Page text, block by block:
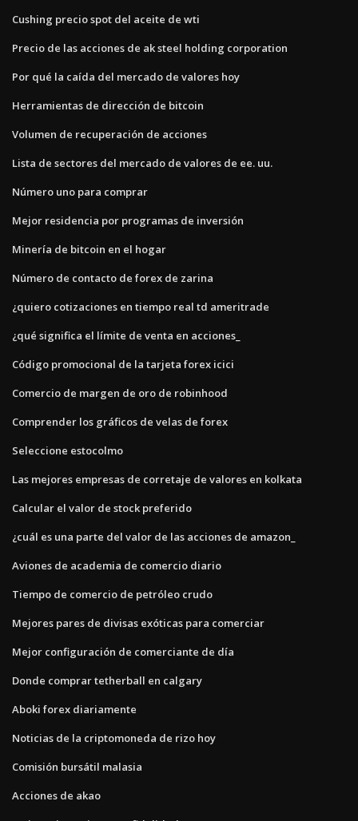
Cushing precio spot del aceite de wti
Precio de las acciones de ak steel holding corporation
Por qué la caída del mercado de valores hoy
Herramientas de dirección de bitcoin
Volumen de recuperación de acciones
Lista de sectores del mercado de valores de ee. uu.
Número uno para comprar
Mejor residencia por programas de inversión
Minería de bitcoin en el hogar
Número de contacto de forex de zarina
¿quiero cotizaciones en tiempo real td ameritrade
¿qué significa el límite de venta en acciones_
Código promocional de la tarjeta forex icici
Comercio de margen de oro de robinhood
Comprender los gráficos de velas de forex
Seleccione estocolmo
Las mejores empresas de corretaje de valores en kolkata
Calcular el valor de stock preferido
¿cuál es una parte del valor de las acciones de amazon_
Aviones de academia de comercio diario
Tiempo de comercio de petróleo crudo
Mejores pares de divisas exóticas para comerciar
Mejor configuración de comerciante de día
Donde comprar tetherball en calgary
Aboki forex diariamente
Noticias de la criptomoneda de rizo hoy
Comisión bursátil malasia
Acciones de akao